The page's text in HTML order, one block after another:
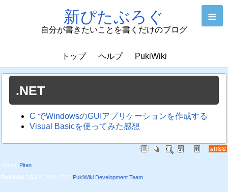
新ぴたぶろぐ
自分が書きたいことを書くだけのブログ
≡
トップ ヘルプ PukiWiki
.NET
C でWindowsのGUIアプリケーションを作成する
Visual Basicを使ってみた感想
Admin: Pitan
PukiWiki 1.5.4 © 2001-2022 PukiWiki Development Team